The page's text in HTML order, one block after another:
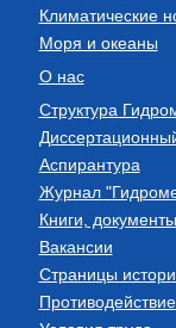
Климатические
Моря и океаны
О нас
Структура
Аспирантура
Журнал
Книги, документы
Вакансии
Страницы